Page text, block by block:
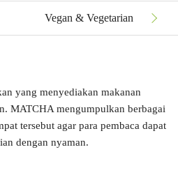
Vegan & Vegetarian
yang menyediakan makanan
MATCHA mengumpulkan berbagai
tersebut agar para pembaca dapat
dengan nyaman.